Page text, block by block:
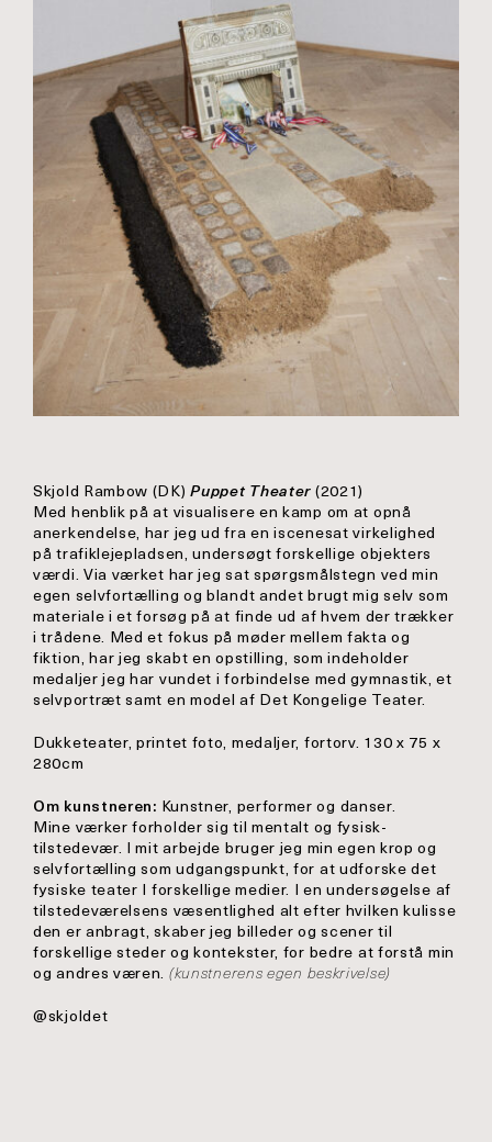
Skjold Rambow (DK)Puppet Theater (2021)
Med henblik på at visualisere en kamp om at opnå
anerkendelse, har jeg ud fra en iscenesat virkelighed
på trafiklejepladsen, undersøgt forskellige objekters
værdi. Via værket har jeg sat spørgsmålstegn ved min
egen selvfortælling og blandt andet brugt mig selv som
materiale i et forsøg på at finde ud af hvem der trækker
i trådene. Med et fokus på møder mellem fakta og
fiktion, har jeg skabt en opstilling, som indeholder
medaljer jeg har vundet i forbindelse med gymnastik, et
selvportræt samt en model af Det Kongelige Teater.
Dukketeater, printet foto, medaljer, fortorv. 130 x 75 x
280cm
Om kunstneren: Kunstner, performer og danser.
Mine værker forholder sig til mentalt og fysisk-
tilstedevær. I mit arbejde bruger jeg min egen krop og
selvfortælling som udgangspunkt, for at udforske det
fysiske teater I forskellige medier. I en undersøgelse af
tilstedeværelsens væsentlighed alt efter hvilken kulisse
den er anbragt, skaber jeg billeder og scener til
forskellige steder og kontekster, for bedre at forstå min
og andres væren. (kunstnerens egen beskrivelse)
@skjoldet